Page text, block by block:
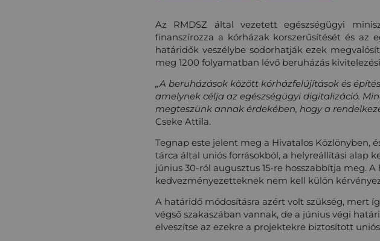
Az RMDSZ által vezetett egészségügyi
finanszírozza a kórházak korszerűsítését és az
határidők veszélybe sodorhatják ezek
meg 1200 folyamatban lévő beruházás
„A beruházások között kórházfelújítások és
amelynek célja az egészségügyi digitalizáció.
megteszünk annak érdekében, hogy a
Cseke Attila.
Tegnap este jelent meg a Hivatalos Közlönyben,
tárca által uniós forrásokból, a helyreállítási alap
június 30-ról augusztus 15-re hosszabbítja meg.
kedvezményezetteknek nem kell külön
A határidő módosításra azért volt szükség, mert
végső szakaszában vannak, de a június végi
elveszítse az ezekre a projektekre biztosított